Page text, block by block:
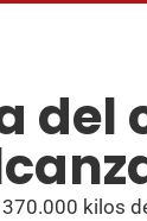
del
kilos